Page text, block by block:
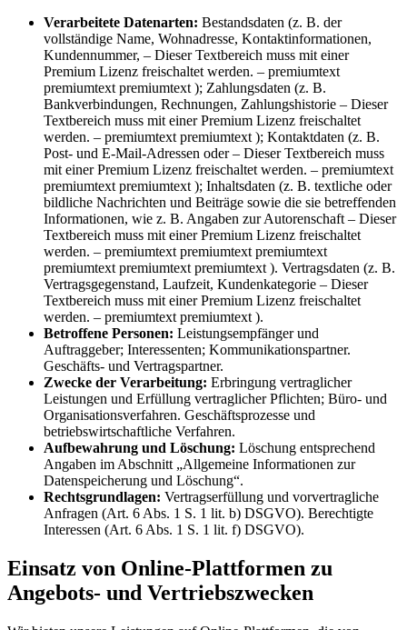
Verarbeitete Datenarten: Bestandsdaten (z. B. der
vollständige Name, Wohnadresse, Kontaktinformationen,
Kundennummer, – Dieser Textbereich muss mit einer
Premium Lizenz freischaltet werden. – premiumtext
premiumtext premiumtext ); Zahlungsdaten (z. B.
Bankverbindungen, Rechnungen, Zahlungshistorie – Dieser
Textbereich muss mit einer Premium Lizenz freischaltet
werden. – premiumtext premiumtext ); Kontaktdaten (z. B.
Post- und E-Mail-Adressen oder– Dieser Textbereich muss
mit einer Premium Lizenz freischaltet werden. – premiumtext
premiumtext premiumtext ); Inhaltsdaten (z. B. textliche oder
bildliche Nachrichten und Beiträge sowie die sie betreffenden
Informationen, wie z. B. Angaben zur Autorenschaft – Dieser
Textbereich muss mit einer Premium Lizenz freischaltet
werden. – premiumtext premiumtext premiumtext
premiumtext premiumtext premiumtext ). Vertragsdaten (z. B.
Vertragsgegenstand, Laufzeit, Kundenkategorie – Dieser
Textbereich muss mit einer Premium Lizenz freischaltet
werden. – premiumtext premiumtext ).
Betroffene Personen: Leistungsempfänger und
Auftraggeber; Interessenten; Kommunikationspartner.
Geschäfts- und Vertragspartner.
Zwecke der Verarbeitung: Erbringung vertraglicher
Leistungen und Erfüllung vertraglicher Pflichten; Büro- und
Organisationsverfahren. Geschäftsprozesse und
betriebswirtschaftliche Verfahren.
Aufbewahrung und Löschung: Löschung entsprechend
Angaben im Abschnitt „Allgemeine Informationen zur
Datenspeicherung und Löschung“.
Rechtsgrundlagen: Vertragserfüllung und vorvertragliche
Anfragen (Art. 6 Abs. 1 S. 1 lit. b) DSGVO). Berechtigte
Interessen (Art. 6 Abs. 1 S. 1 lit. f) DSGVO).
Einsatz von Online-Plattformen zu
Angebots- und Vertriebszwecken